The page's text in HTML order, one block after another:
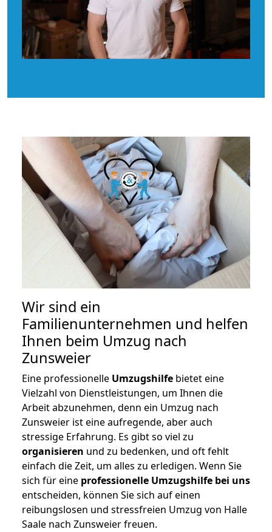
Wir sind ein
Familienunternehmen und helfen
Ihnen beim Umzug nach
Zunsweier
Eine professionelle Umzugshilfe bietet eine
Vielzahl von Dienstleistungen, um Ihnen die
Arbeit abzunehmen, denn ein Umzug nach
Zunsweier ist eine aufregende, aber auch
stressige Erfahrung. Es gibt so viel zu
organisieren und zu bedenken, und oft fehlt
einfach die Zeit, um alles zu erledigen. Wenn Sie
sich für eine professionelle Umzugshilfe bei uns
entscheiden, können Sie sich auf einen
reibungslosen und stressfreien Umzug von Halle
Saale nach Zunsweier freuen.